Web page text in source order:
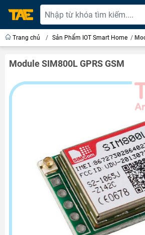
Trang chủ / Sản Phẩm IOT Smart Home /
Module SIM800L GPRS GSM